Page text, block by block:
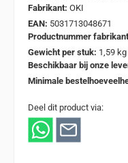
Fabrikant: OKI
EAN: 5031713048671
Productnummer
Gewicht per stuk: 1,59 kg
Beschikbaar bij onze
Minimale
Deel dit product via: